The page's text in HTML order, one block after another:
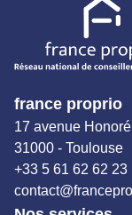
france proprio
17 avenue
31000 - Toulouse
+33 5 61 62 62 23